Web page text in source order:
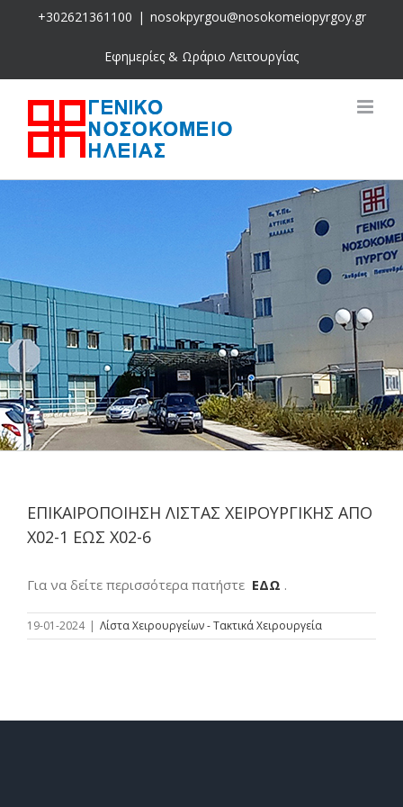
+302621361100 | nosokpyrgou@nosokomeiopyrgoy.gr
Εφημερίες & Ωράριο Λειτουργίας
ΕΠΙΚΑΙΡΟΠΟΙΗΣΗ ΛΙΣΤΑΣ ΧΕΙΡΟΥΡΓΙΚΗΣ ΑΠΟ
Χ02-1 ΕΩΣ Χ02-6
Για να δείτε περισσότερα πατήστε ΕΔΩ .
19-01-2024 | Λίστα Χειρουργείων - Τακτικά Χειρουργεία